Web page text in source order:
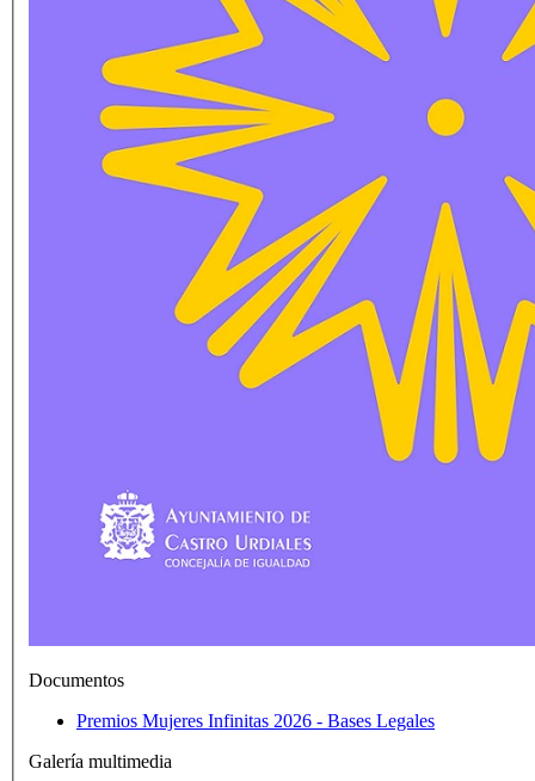
Documentos
Premios Mujeres Infinitas 2026 - Bases Legales
Galería multimedia